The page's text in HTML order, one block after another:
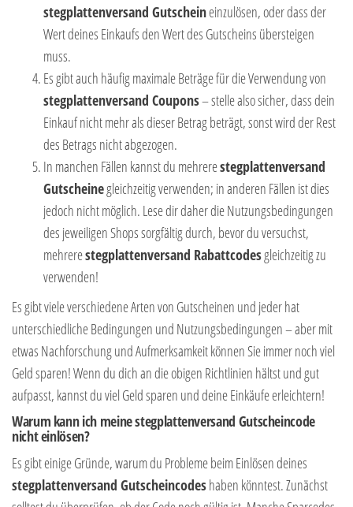
stegplattenversand Gutscheineinzulösen, oder dass der
Wert deines Einkaufs den Wert des Gutscheins übersteigen
muss.
Es gibt auch häufig maximale Beträge für die Verwendung von
stegplattenversand Coupons– stelle also sicher, dass dein
Einkauf nicht mehr als dieser Betrag beträgt, sonst wird der Rest
des Betrags nicht abgezogen.
In manchen Fällen kannst du mehrerestegplattenversand
Gutscheinegleichzeitig verwenden; in anderen Fällen ist dies
jedoch nicht möglich. Lese dir daher die Nutzungsbedingungen
des jeweiligen Shops sorgfältig durch, bevor du versuchst,
mehrerestegplattenversand Rabattcodesgleichzeitig zu
verwenden!
Es gibt viele verschiedene Arten von Gutscheinen und jeder hat
unterschiedliche Bedingungen und Nutzungsbedingungen – aber mit
etwas Nachforschung und Aufmerksamkeit können Sie immer noch viel
Geld sparen! Wenn du dich an die obigen Richtlinien hältst und gut
aufpasst, kannst du viel Geld sparen und deine Einkäufe erleichtern!
Warum kann ich meine stegplattenversand Gutscheincode
nicht einlösen?
Es gibt einige Gründe, warum du Probleme beim Einlösen deines
stegplattenversand Gutscheincodeshaben könntest. Zunächst